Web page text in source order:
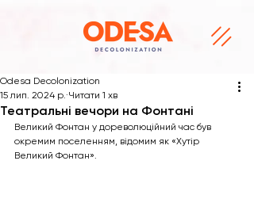
Театральні вечори на Фонтані
Odesa Decolonization
15 лип. 2024 р. Читати 1 хв
Великий Фонтан у дореволюційний час був
окремим поселенням, відомим як «Хутір
Великий Фонтан».